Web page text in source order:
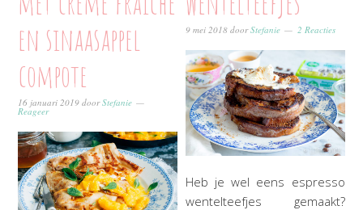
en sinaasappel
compote
16 januari 2019 doorStefanie
Reageer
9 mei 2018 doorStefanie 2 Reacties
Heb je wel eens espresso
wentelteefjes gemaakt?